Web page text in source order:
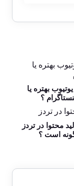
بهتره یا
؟
محتوا در تردز
است ؟